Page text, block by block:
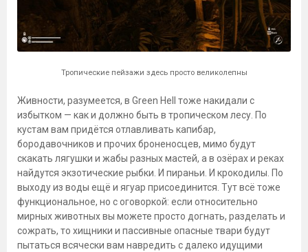
Тропические пейзажи здесь просто великолепны
Живности, разумеется, в Green Hell тоже накидали с
избытком — как и должно быть в тропическом лесу. По
кустам вам придётся отлавливать капибар,
бородавочников и прочих броненосцев, мимо будут
скакать лягушки и жабы разных мастей, а в озёрах и реках
найдутся экзотические рыбки. И пираньи. И крокодилы. По
выходу из воды ещё и ягуар присоединится. Тут всё тоже
функциональное, но с оговоркой: если относительно
мирных животных вы можете просто догнать, разделать и
сожрать, то хищники и пассивные опасные твари будут
пытаться всячески вам навредить с далеко идущими